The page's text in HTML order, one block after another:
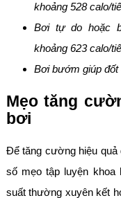
khoảng 528 calo/
Bơi tự do hoặc
khoảng 623 calo/
Bơi bướm giúp đốt
Mẹo tăng
bơi
Để tăng cường hiệu quả
số mẹo tập luyện
suất thường xuyên kết